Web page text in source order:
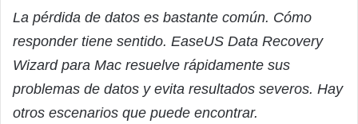
La pérdida de datos es bastante común. Cómo
responder tiene sentido. EaseUS Data Recovery
Wizard para Mac resuelve rápidamente sus
problemas de datos y evita resultados severos. Hay
otros escenarios que puede encontrar.